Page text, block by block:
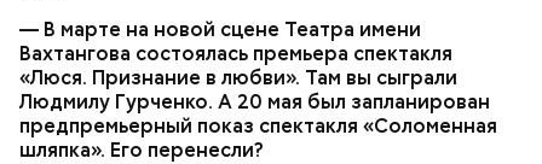
— В марте на новой сцене Театра имени
Вахтангова состоялась премьера спектакля
«Люся. Признание в любви». Там вы сыграли
Людмилу Гурченко. А 20 мая был запланирован
предпремьерный показ спектакля «Соломенная
шляпка». Его перенесли?
Борщ с фасолью